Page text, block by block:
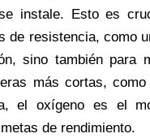
instale. Esto es
de resistencia, como
sino también para
más cortas,
el oxígeno es el
de rendimiento.